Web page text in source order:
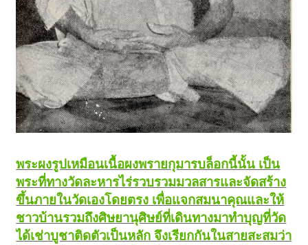
พระผงรูปเหมือนเนื้อผงพรายกุมารบล็อกนี้นั้น เป็น
พระที่ทางวัดละหารไร่รวบรวมมวลสารและจัดสร้าง
ขึ้นภายในวัดเองโดยตรง เพื่อแจกสมนาคุณและให้
ชาวบ้านรวมถึงศิษยานุศิษย์ที่เดินทางมาทำบุญที่วัด
ได้เช่าบูชาติดตัวเป็นหลัก จึงเรียกกันในสายสะสมว่า